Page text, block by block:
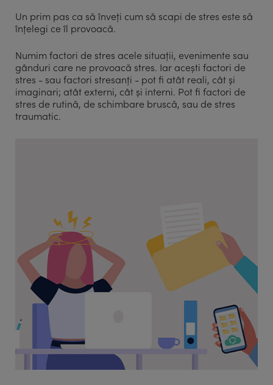
Un prim pas ca să înveți cum să scapi de stres este să
înțelegi ce îl provoacă.
Numim factori de stres acele situații, evenimente sau
gânduri care ne provoacă stres. Iar acești factori de
stres - sau factori stresanți - pot fi atât reali, cât și
imaginari; atât externi, cât și interni. Pot fi factori de
stres de rutină, de schimbare bruscă, sau de stres
traumatic.